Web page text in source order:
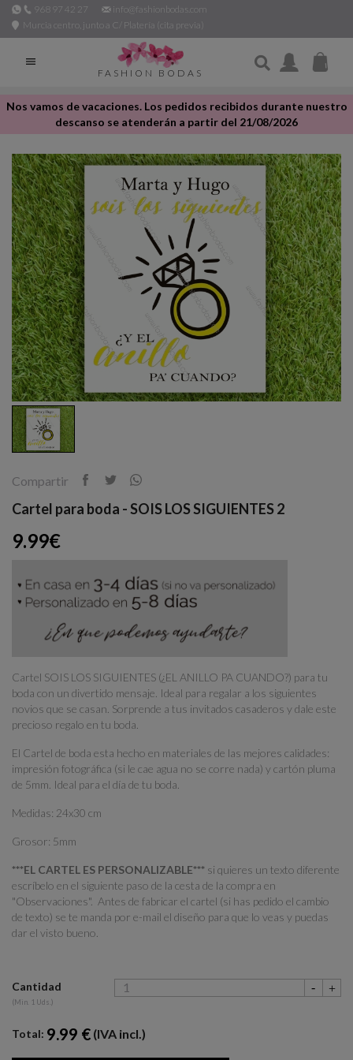
968 97 42 27
info@fashionbodas.com
Murcia centro, junto a C/ Platería (cita previa)

FASHION BODAS
Nos vamos de vacaciones. Los pedidos recibidos durante nuestro
descanso se atenderán a partir del 21/08/2026
Compartir
Cartel para boda - SOIS LOS SIGUIENTES 2
9.99€
Cartel SOIS LOS SIGUIENTES (¿EL ANILLO PA CUANDO?) para tu
boda con un divertido mensaje. Ideal para regalar a los siguientes
novios que se casan. Sorprende a tus invitados casaderos y dale este
precioso regalo en tu boda.
El Cartel de boda esta hecho en materiales de las mejores calidades:
impresión fotográfica (si le cae agua no se corre nada) y cartón pluma
de 5mm. Ideal para el día de tu boda.
Medidas: 24x30 cm
Grosor: 5mm
***EL CARTEL ES PERSONALIZABLE*** si quieres un texto diferente
escríbelo en el siguiente paso de la cesta de la compra en
"Observaciones". Antes de fabricar el cartel (si has pedido el cambio
de texto) se te manda por e-mail el diseño para que lo veas y puedas
dar el visto bueno.
Cantidad
(Min. 1 Uds.)
Total: 9.99 € (IVA incl.)